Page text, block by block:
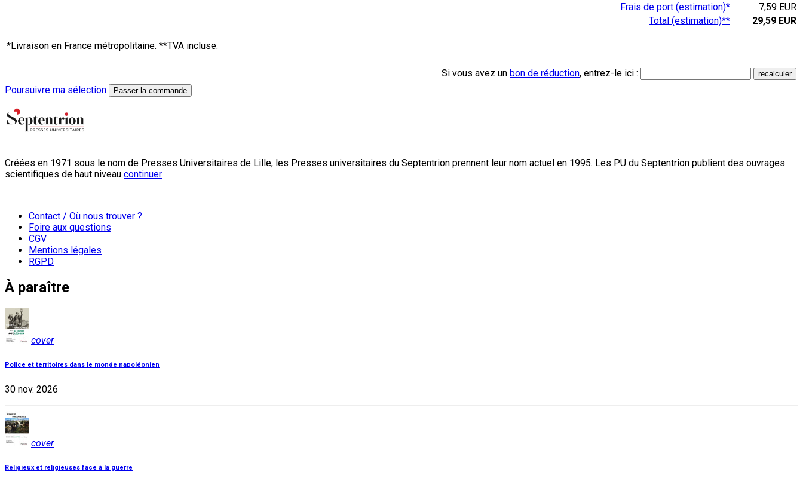
Frais de port (estimation)*
7,59 EUR
Total (estimation)**
29,59 EUR
*Livraison en France métropolitaine. **TVA incluse.
Si vous avez un bon de réduction, entrez-le ici :
Poursuivre ma sélection
Passer la commande
Créées en 1971 sous le nom de Presses Universitaires de Lille, les Presses universitaires du Septentrion prennent leur nom actuel en 1995. Les PU du Septentrion publient des ouvrages
scientifiques de haut niveau continuer
Contact / Où nous trouver ?
Foire aux questions
CGV
Mentions légales
RGPD
À paraître
cover
Police et territoires dans le monde napoléonien
30 nov. 2026
cover
Religieux et religieuses face à la guerre